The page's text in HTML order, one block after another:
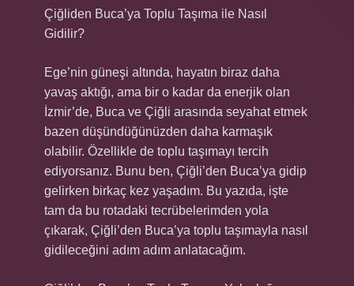
Çiğliden Buca’ya Toplu Taşıma ile Nasıl
Gidilir?
Ege’nin güneşi altında, hayatın biraz daha
yavaş aktığı, ama bir o kadar da enerjik olan
İzmir’de, Buca ve Çiğli arasında seyahat etmek
bazen düşündüğünüzden daha karmaşık
olabilir. Özellikle de toplu taşımayı tercih
ediyorsanız. Bunu ben, Çiğli’den Buca’ya gidip
gelirken birkaç kez yaşadım. Bu yazıda, işte
tam da bu rotadaki tecrübelerimden yola
çıkarak, Çiğli’den Buca’ya toplu taşımayla nasıl
gidileceğini adım adım anlatacağım.